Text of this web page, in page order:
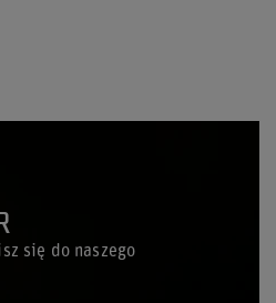
się do naszego